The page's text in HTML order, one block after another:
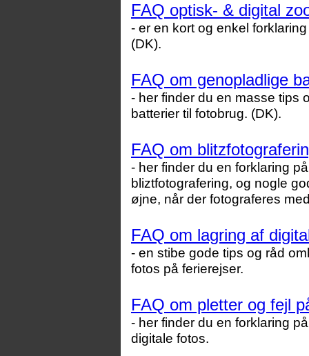
FAQ optisk- & digital
- er en kort og enkel
(DK).
FAQ om genopladlige
- her finder du en masse tips
batterier til fotobrug. (DK).
FAQ om
- her finder du en forklaring
bliztfotografering, og nogle
øjne, når der fotograferes
FAQ om lagring af
- en stibe gode tips og råd
fotos på ferierejser.
FAQ om pletter og fejl
- her finder du en forklaring
digitale fotos.